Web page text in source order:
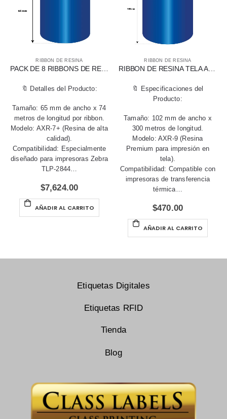
RIBBON DE RESINA
PACK DE 8 RIBBONS DE RESINA AXR-7+ (65 MM X 74 MTS) PARA IMPRESORA TLP-2844
🔖 Detalles del Producto:
Tamaño: 65 mm de ancho x 74
metros de longitud por ribbon.
Modelo: AXR-7+ (Resina de alta
calidad).
Compatibilidad: Especialmente
diseñado para impresoras Zebra
TLP-2844…
$7,624.00
AÑADIR AL CARRITO
RIBBON DE RESINA
RIBBON DE RESINA TELA AXR-9 DE 102 MM X 300 MTS
🔖 Especificaciones del
Producto:
Tamaño: 102 mm de ancho x
300 metros de longitud.
Modelo: AXR-9 (Resina
Premium para impresión en
tela).
Compatibilidad: Compatible con
impresoras de transferencia
térmica…
$470.00
AÑADIR AL CARRITO
Etiquetas Digitales
Etiquetas RFID
Tienda
Blog